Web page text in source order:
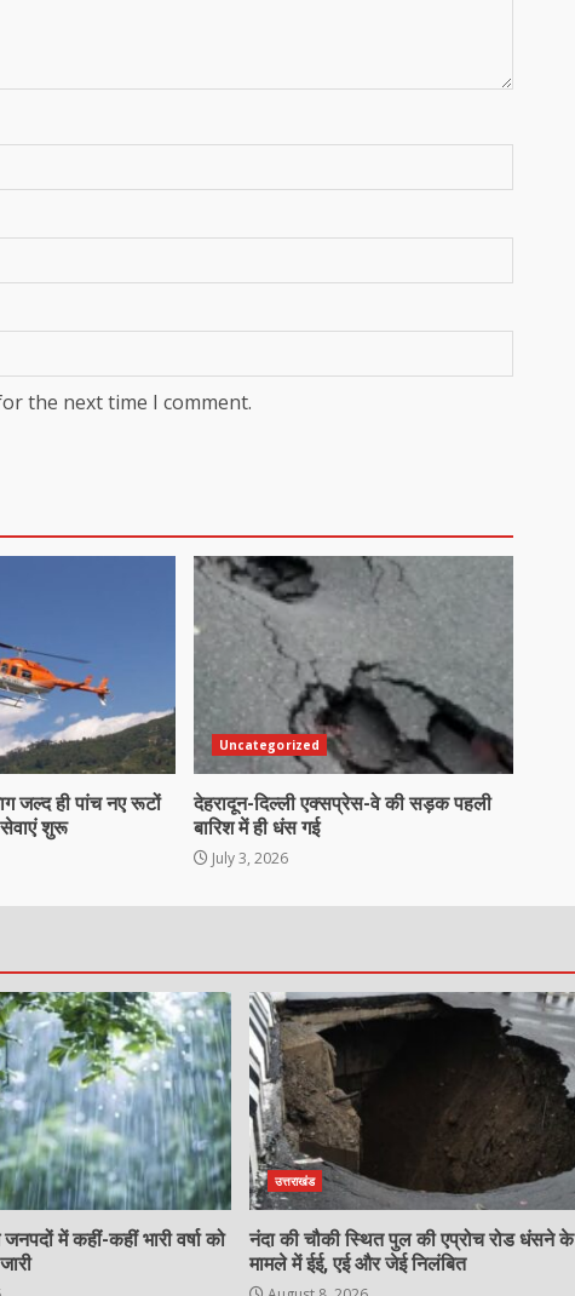
the next time I comment.
जल्द ही पांच नए रूटों
सेवाएं शुरू
Uncategorized
देहरादून-दिल्ली एक्सप्रेस-वे की सड़क पहली
बारिश में ही धंस गई
July 3, 2026
में कहीं-कहीं भारी वर्षा को
उत्तराखंड
नंदा की चौकी स्थित पुल की एप्रोच रोड धंसने के
मामले में ईई, एई और जेई निलंबित